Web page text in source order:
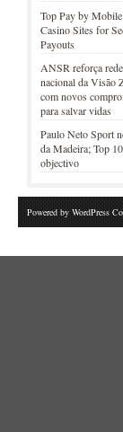
Top Pay by
Casino Sites for
Payouts
ANSR reforça rede
nacional da Visão
com novos
para salvar vidas
Paulo Neto Sport
da Madeira; Top
objectivo
Powered by WordPress